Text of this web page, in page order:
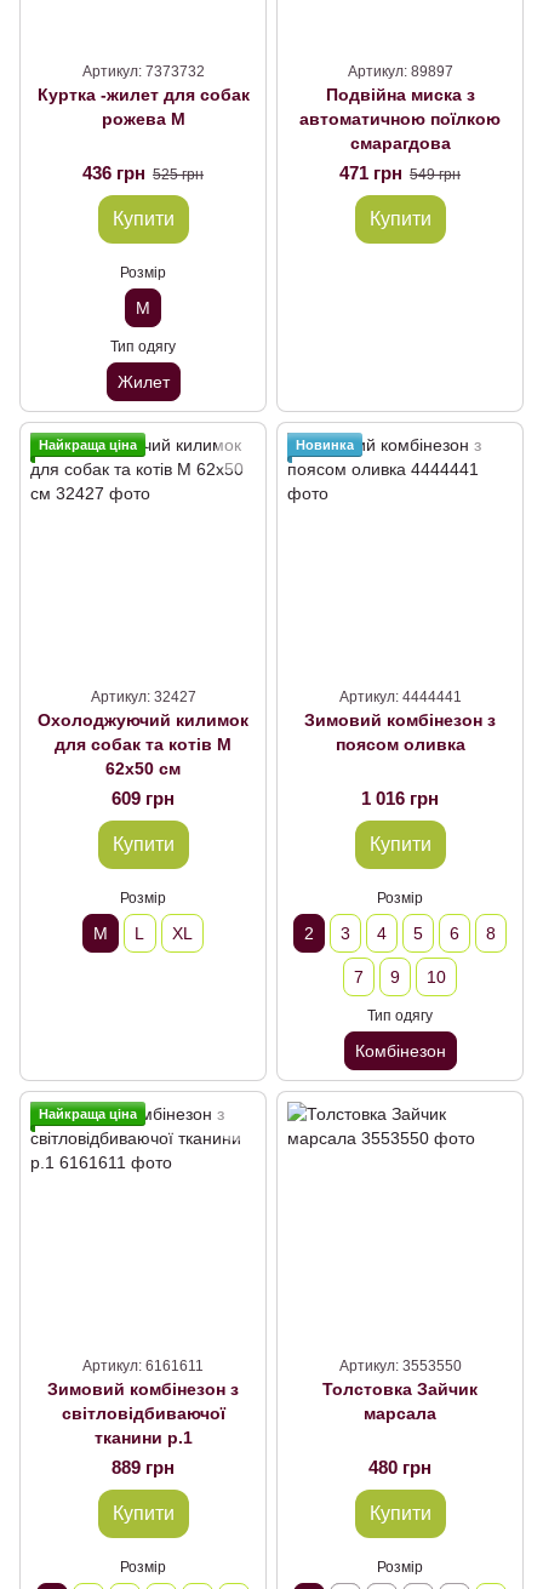
Артикул: 7373732
Куртка -жилет для собак
рожева М
436 грн 525 грн
Купити
Розмір
M
Тип одягу
Жилет
Артикул: 89897
Подвійна миска з
автоматичною поїлкою
смарагдова
471 грн 549 грн
Купити
Найкраща ціна
Артикул: 32427
Охолоджуючий килимок
для собак та котів М
62х50 см
609 грн
Купити
Розмір
M L XL
Новинка
Артикул: 4444441
Зимовий комбінезон з
поясом оливка
1 016 грн
Купити
Розмір
2 3 4 5 6 8
7 9 10
Тип одягу
Комбінезон
Найкраща ціна
Артикул: 6161611
Зимовий комбінезон з
світловідбиваючої
тканини р.1
889 грн
Купити
Розмір
Артикул: 3553550
Толстовка Зайчик
марсала
480 грн
Купити
Розмір